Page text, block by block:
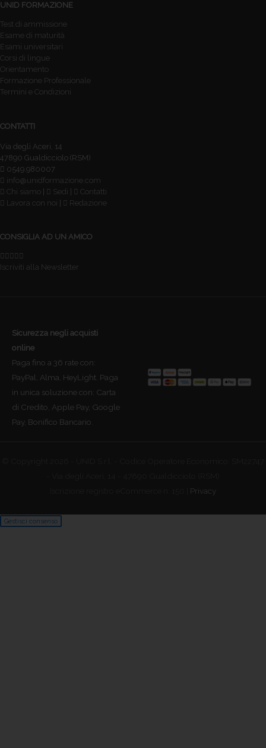
UNID FORMAZIONE
Test di ammissione
Esame di maturità
Esami universitari
Corsi di lingue
Orientamento
Formazione Professionale
Termini e Condizioni
CONTATTI
Via degli Aceri, 14
47890 Gualdicciolo (RSM)
0549.980007
info@unidformazione.com
Chi siamo | Sedi |
Contatti
Lavora con noi | Redazione
CONSIGLIA AD UN AMICO
Iscriviti alla Newsletter
Sicurezza negli acquisti
online
Paga fino a 36 rate con:
PayPal, Alma, HeyLight. Paga
in unica soluzione con: Carta
di Credito, Apple Pay, Google
Pay, Bonifico Bancario.
Privacy
Gestisci consenso